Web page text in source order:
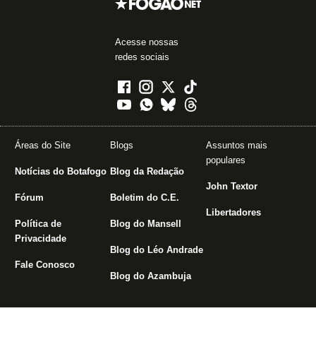
Acesse nossas
redes sociais
Áreas do Site
Notícias do Botafogo
Fórum
Política de
Privacidade
Fale Conosco
Blogs
Blog da Redação
Boletim do C.E.
Blog do Mansell
Blog do Léo Andrade
Blog do Azambuja
Assuntos mais
populares
John Textor
Libertadores